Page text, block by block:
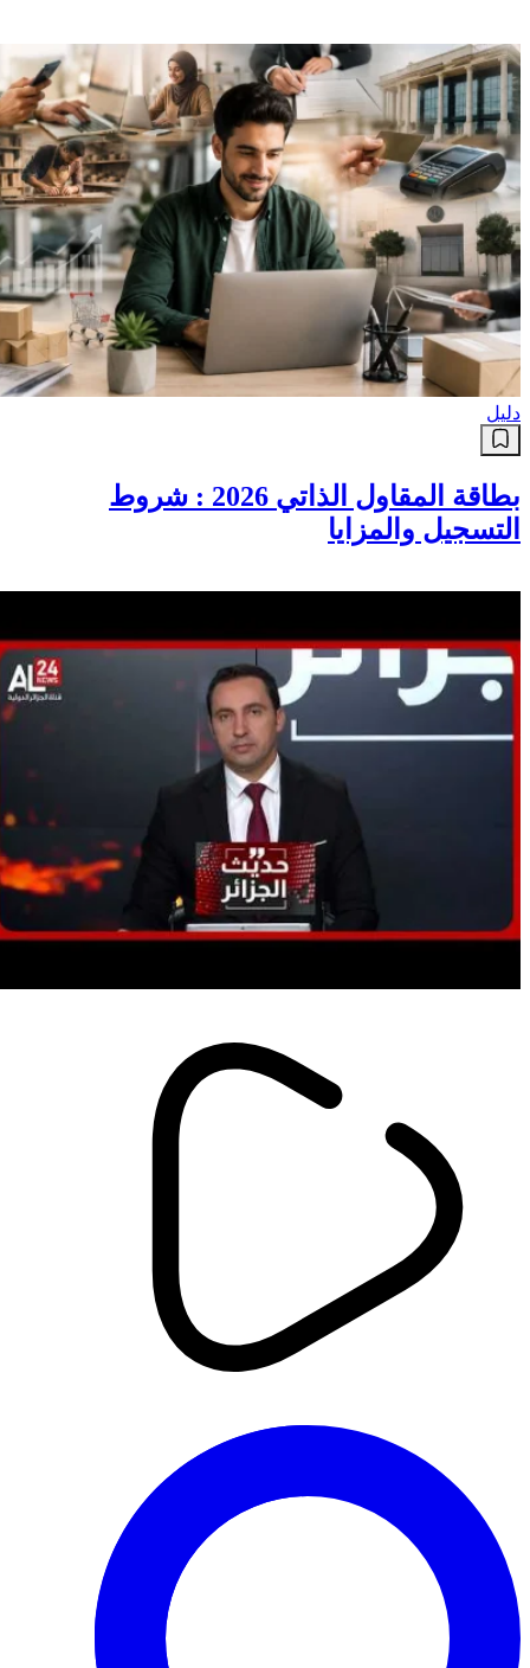
دليل
بطاقة المقاول الذاتي 2026 : شروط
التسجيل والمزايا